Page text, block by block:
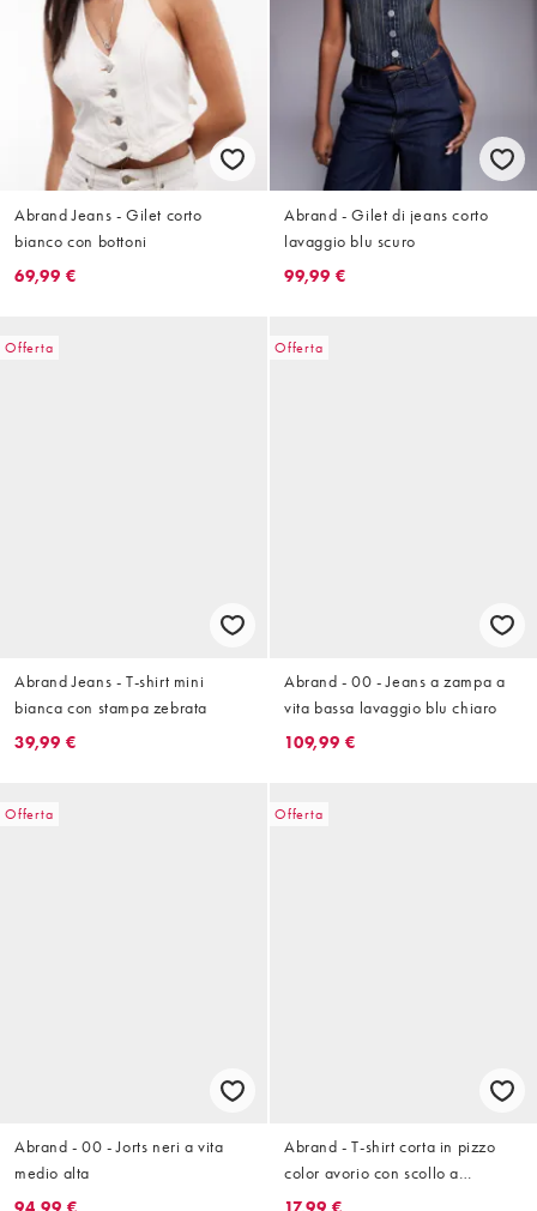
Abrand Jeans - Gilet corto
bianco con bottoni
69,99 €
Abrand - Gilet di jeans corto
lavaggio blu scuro
99,99 €
Offerta
Abrand Jeans - T-shirt mini
bianca con stampa zebrata
39,99 €
Offerta
Abrand - 00 - Jeans a zampa a
vita bassa lavaggio blu chiaro
109,99 €
Offerta
Abrand - 00 - Jorts neri a vita
medio alta
Offerta
Abrand - T-shirt corta in pizzo
color avorio con scollo a
barchetta